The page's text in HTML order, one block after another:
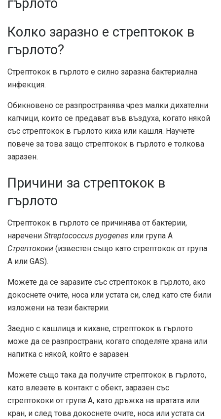
гърлото
Колко заразно е стрептокок в
гърлото?
Стрептокок в гърлото е силно заразна бактериална
инфекция.
Обикновено се разпространява чрез малки дихателни
капчици, които се предават във въздуха, когато някой
със стрептокок в гърлото киха или кашля. Научете
повече за това защо стрептокок в гърлото е толкова
заразен.
Причини за стрептокок в
гърлото
Стрептокок в гърлото се причинява от бактерии,
наречени Streptococcus pyogenes или група А
Стрептококи (известен също като стрептокок от група
А или GAS).
Можете да се заразите със стрептокок в гърлото, ако
докоснете очите, носа или устата си, след като сте били
изложени на тези бактерии.
Заедно с кашлица и кихане, стрептокок в гърлото
може да се разпространи, когато споделяте храна или
напитка с някой, който е заразен.
Можете също така да получите стрептокок в гърлото,
като влезете в контакт с обект, заразен със
стрептококи от група А, като дръжка на вратата или
кран, и след това докоснете очите, носа или устата си.